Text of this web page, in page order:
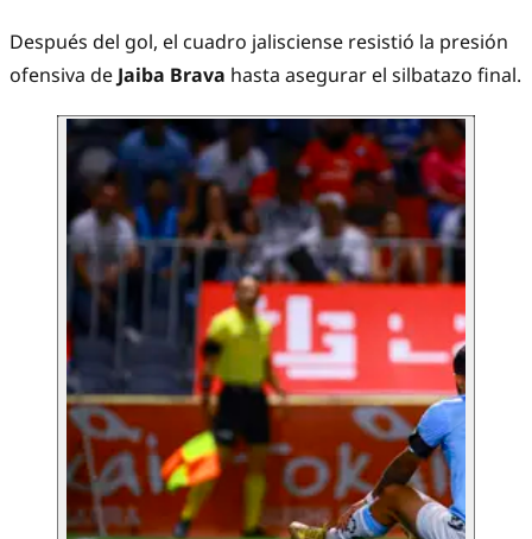
Después del gol, el cuadro jalisciense resistió la presión
ofensiva de Jaiba Brava hasta asegurar el silbatazo final.